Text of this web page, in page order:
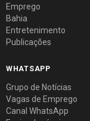
Emprego
Bahia
Entretenimento
Publicações
WHATSAPP
Grupo de Notícias
Vagas de Emprego
Canal WhatsApp